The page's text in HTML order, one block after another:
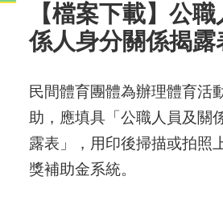
【檔案下載】公
係人身分關係揭露
民間體育團體為辦理體育活
助，應填具「公職人員及關
露表」，用印後掃描或拍照
獎補助金系統。